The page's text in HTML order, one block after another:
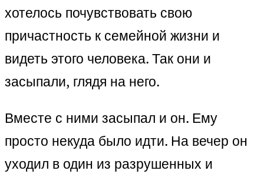
хотелось почувствовать свою
причастность к семейной жизни и
видеть этого человека. Так они и
засыпали, глядя на него.
Вместе с ними засыпал и он. Ему
просто некуда было идти. На вечер он
уходил в один из разрушенных и